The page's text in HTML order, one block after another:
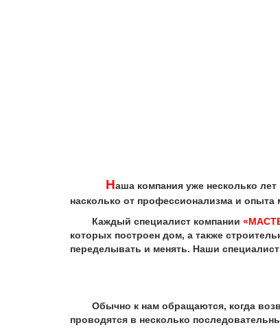
Наша компания уже несколько
насколько от профессионализма и
Каждый специалист компании
которых построен дом, а также
переделывать и менять. Наши
Обычно к нам обращаются, когда
проводятся в несколько